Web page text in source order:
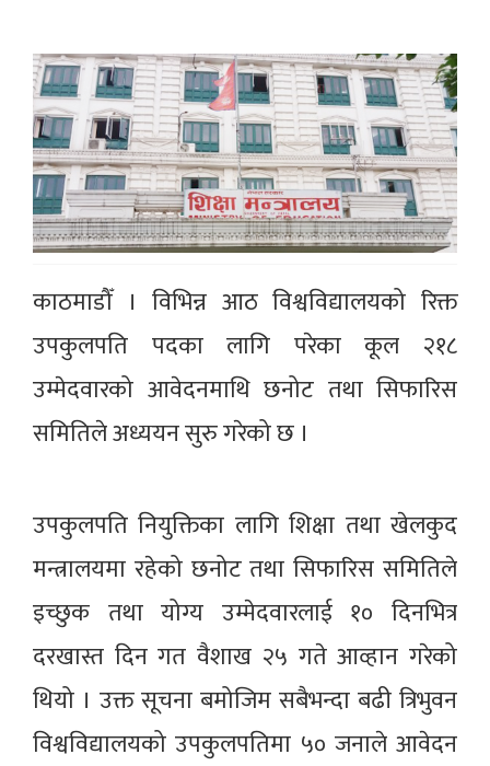
काठमाडौँ । विभिन्न आठ विश्वविद्यालयको रिक्त
उपकुलपति पदका लागि परेका कूल २१८
उम्मेदवारको आवेदनमाथि छनोट तथा सिफारिस
समितिले अध्ययन सुरु गरेको छ ।
उपकुलपति नियुक्तिका लागि शिक्षा तथा खेलकुद
मन्त्रालयमा रहेको छनोट तथा सिफारिस समितिले
इच्छुक तथा योग्य उम्मेदवारलाई १० दिनभित्र
दरखास्त दिन गत वैशाख २५ गते आव्हान गरेको
थियो । उक्त सूचना बमोजिम सबैभन्दा बढी त्रिभुवन
विश्वविद्यालयको उपकुलपतिमा ५० जनाले आवेदन